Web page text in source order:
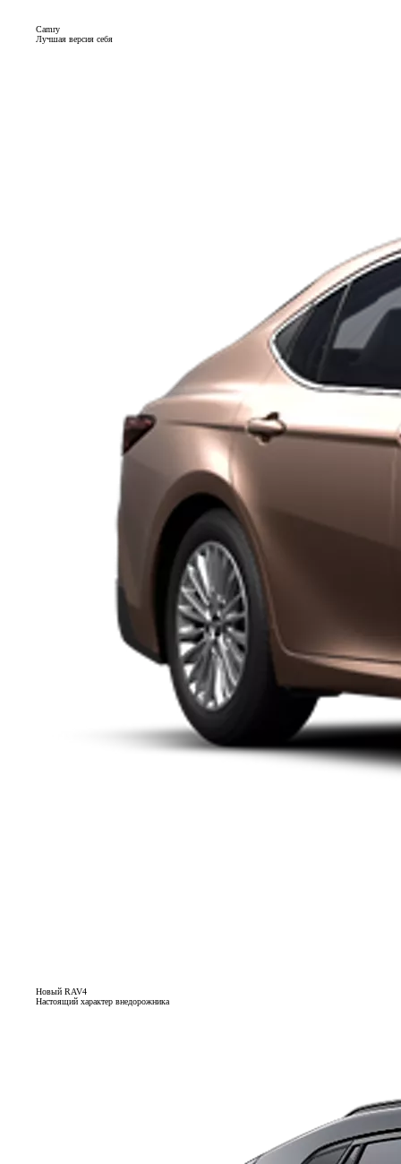
Camry
Лучшая версия себя
Новый RAV4
Настоящий характер внедорожника